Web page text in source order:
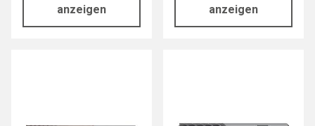
anzeigen
anzeigen